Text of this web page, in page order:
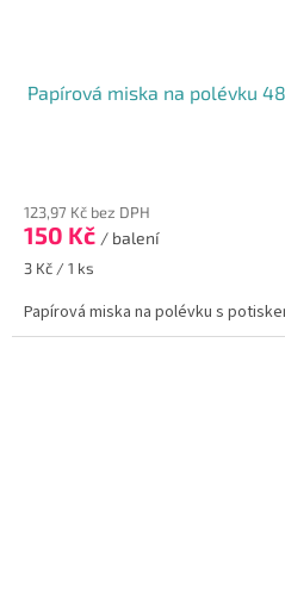
Papírová miska na polévku
123,97 Kč bez DPH
150 Kč / balení
Měrná
3 Kč / 1 ks
Papírová miska na polévku s